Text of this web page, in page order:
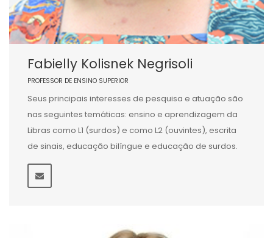
Fabielly Kolisnek Negrisoli
PROFESSOR DE ENSINO SUPERIOR
Seus principais interesses de pesquisa e atuação são
nas seguintes temáticas: ensino e aprendizagem da
Libras como L1 (surdos) e como L2 (ouvintes), escrita
de sinais, educação bilíngue e educação de surdos.